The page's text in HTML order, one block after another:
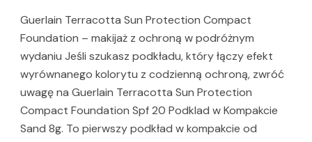
Guerlain Terracotta Sun Protection Compact
Foundation – makijaż z ochroną w podróżnym
wydaniu Jeśli szukasz podkładu, który łączy efekt
wyrównanego kolorytu z codzienną ochroną, zwróć
uwagę na Guerlain Terracotta Sun Protection
Compact Foundation Spf 20 Podklad w Kompakcie
Sand 8g. To pierwszy podkład w kompakcie od